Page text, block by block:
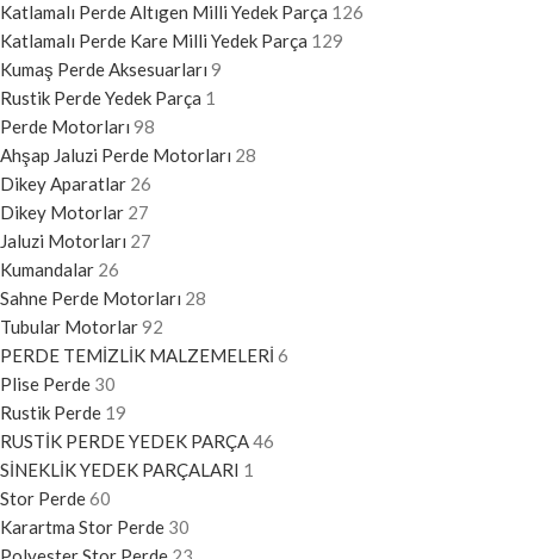
Katlamalı Perde Altıgen Milli Yedek Parça 126
Katlamalı Perde Kare Milli Yedek Parça 129
Kumaş Perde Aksesuarları 9
Rustik Perde Yedek Parça 1
Perde Motorları 98
Ahşap Jaluzi Perde Motorları 28
Dikey Aparatlar 26
Dikey Motorlar 27
Jaluzi Motorları 27
Kumandalar 26
Sahne Perde Motorları 28
Tubular Motorlar92
PERDE TEMİZLİK MALZEMELERİ 6
Plise Perde 30
Rustik Perde 19
RUSTİK PERDE YEDEK PARÇA46
SİNEKLİK YEDEK PARÇALARI 1
Stor Perde60
Karartma Stor Perde 30